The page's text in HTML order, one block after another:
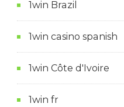
1win Brazil
1win casino spanish
1win Côte d'Ivoire
1win fr